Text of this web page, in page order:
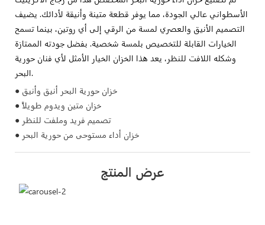
الأسطواني عالي الجودة، مما يوفر قطعة متينة وأنيقة لأدائك. يضيف
التصميم الأنيق والعصري لمسة من الرقي إلى أي روتين، بينما تسمح
الخيارات القابلة للتخصيص بلمسة شخصية. بفضل جودته الممتازة
وشكله اللافت للنظر، يعد هذا الخزان الخيار الأمثل لأي فنان حورية
البحر.
● خزان حورية البحر أنيق وأنيق
● خزان متين ويدوم طويلاً
● تصميم فريد وملفت للنظر
● خزان أداء مستوحى من حورية البحر
عرض المنتج